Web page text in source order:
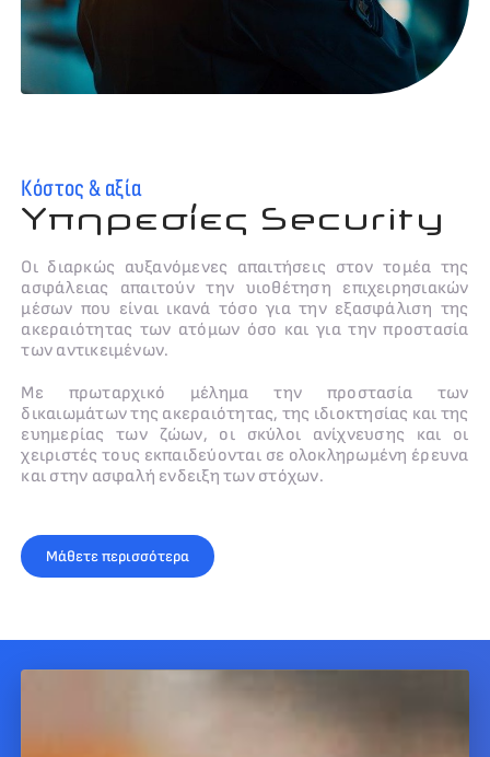
Κόστος & αξία
Υπηρεσίες Security
Οι διαρκώς αυξανόμενες απαιτήσεις στον τομέα της
ασφάλειας απαιτούν την υιοθέτηση επιχειρησιακών
μέσων που είναι ικανά τόσο για την εξασφάλιση της
ακεραιότητας των ατόμων όσο και για την προστασία
των αντικειμένων.
Με πρωταρχικό μέλημα την προστασία των
δικαιωμάτων της ακεραιότητας, της ιδιοκτησίας και της
ευημερίας των ζώων, οι σκύλοι ανίχνευσης και οι
χειριστές τους εκπαιδεύονται σε ολοκληρωμένη έρευνα
και στην ασφαλή ενδειξη των στόχων.
Μάθετε περισσότερα